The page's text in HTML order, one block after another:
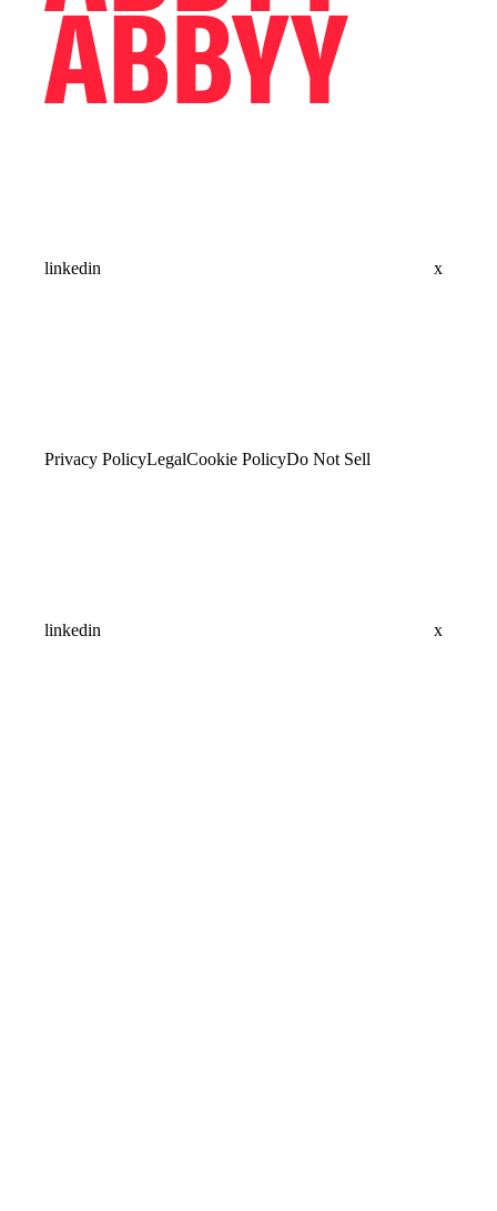
linkedin x
Privacy PolicyLegalCookie PolicyDo Not Sell
linkedin x